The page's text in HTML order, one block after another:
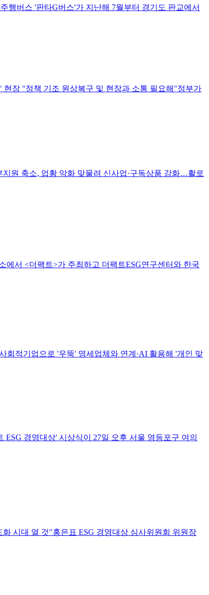
행버스 '판타G버스'가 지난해 7월부터 경기도 판교에서
장 "정책 기조 원상복구 및 현장과 소통 필요해"정부가
지원 축소, 업황 악화 맞물려 신사업·구독상품 강화…활로
에서 <더팩트>가 주최하고 더팩트ESG연구센터와 한국
회적기업으로 '우뚝' 영세업체와 연계·AI 활용해 '개인 맞
ESG 경영대상' 시상식이 27일 오후 서울 영등포구 여의
시대 열 것"홍은표 ESG 경영대상 심사위원회 위원장